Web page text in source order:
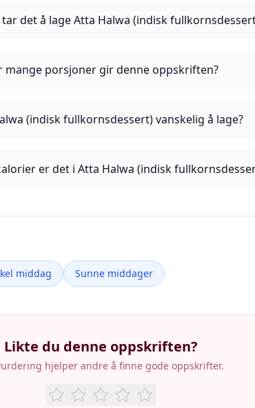
det å lage Atta Halwa (indisk
mange porsjoner gir denne oppskriften?
(indisk fullkornsdessert) vanskelig å lage?
er det i Atta Halwa (indisk
middag Sunne middager
Likte du denne oppskriften?
hjelper andre å finne gode oppskrifter.